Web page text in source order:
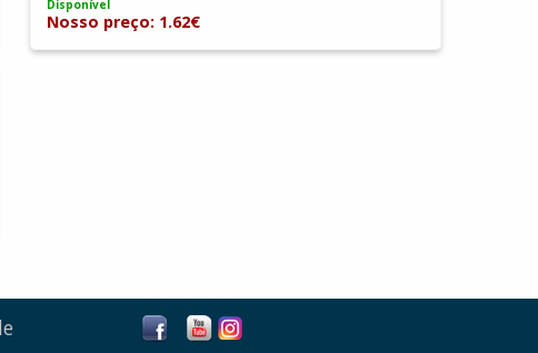
Disponível
Nosso preço: 1.62€